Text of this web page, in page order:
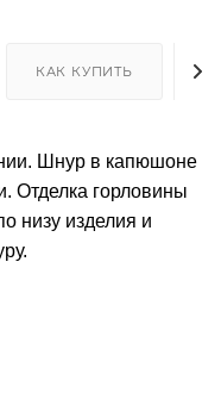
КАК КУПИТЬ
Шнур в капюшоне
Отделка горловины
низу изделия и